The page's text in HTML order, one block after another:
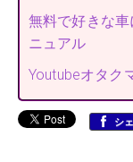
無料で好きな
ニュアル
Youtubeオタク
シ